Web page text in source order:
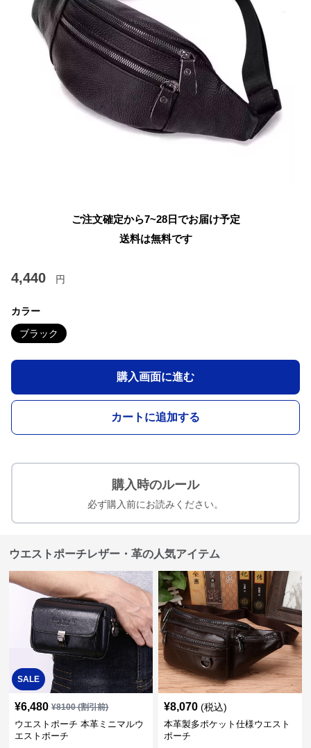
ご注文確定から7~28日でお届け予定
送料は無料です
4,440 円
カラー
ブラック
購入画面に進む
カートに追加する
購入時のルール
必ず購入前にお読みください。
ウエストポーチレザー・革の人気アイテム
SALE
¥6,480 ¥8100(割引前)
ウエストポーチ 本革ミニマルウ
エストポーチ
¥8,070 (税込)
本革製多ポケット仕様ウエスト
ポーチ